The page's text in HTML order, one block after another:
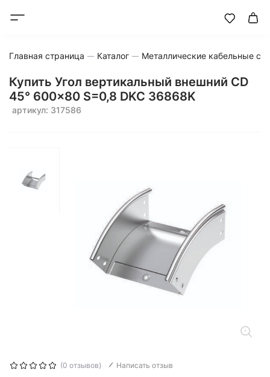
Главная страница Каталог Металлические кабельные
Купить Угол вертикальный внешний CD
45° 600x80 S=0,8 DKC 36868K
артикул: 317586
(0 отзывов) Написать отзыв